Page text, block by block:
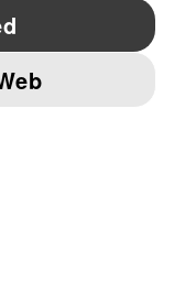
IMPRINT AND LEGAL DATA